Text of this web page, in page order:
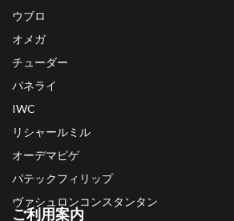
ウブロ
オメガ
チューダー
パネライ
IWC
リシャールミル
オーデマピゲ
パテックフィリップ
ヴァシュロンコンスタンタン
ご利用案内